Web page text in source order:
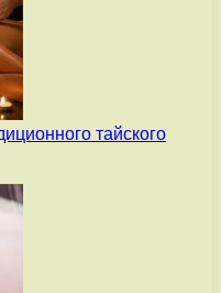
тайского